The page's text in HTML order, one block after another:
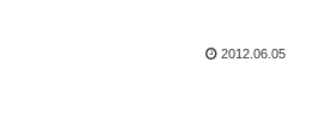
2012.06.05